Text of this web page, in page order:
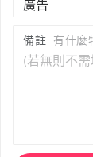
備註 有什麼